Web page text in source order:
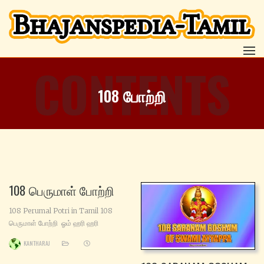
CONTENTS
108 போற்றி
108 பெருமாள் போற்றி
108 Perumal Potri in Tamil 108
பெருமாள் போற்றி ஓம் ஹரி ஹரி
போற்றி ஓம் முர ஹரி போற்றி ஓம்
KANTHARAJ